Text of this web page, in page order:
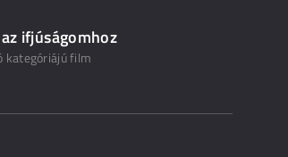
ifjúságomhoz
kategóriájú film